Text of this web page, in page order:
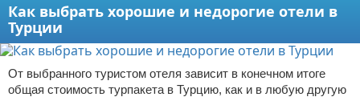
Как выбрать хорошие и недорогие отели в
Турции
От выбранного туристом отеля зависит в конечном итоге
общая стоимость турпакета в Турцию, как и в любую другую